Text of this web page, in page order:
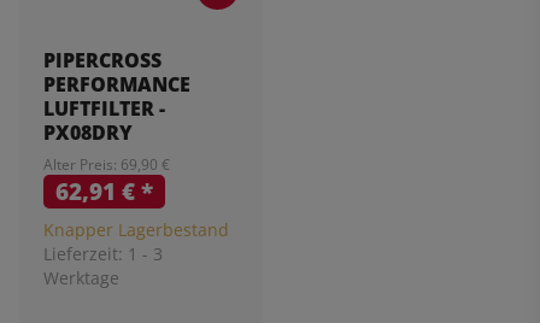
PIPERCROSS
PERFORMANCE
LUFTFILTER -
PX08DRY
Alter Preis: 69,90 €
62,91 €*
Knapper Lagerbestand
Lieferzeit: 1 - 3
Werktage